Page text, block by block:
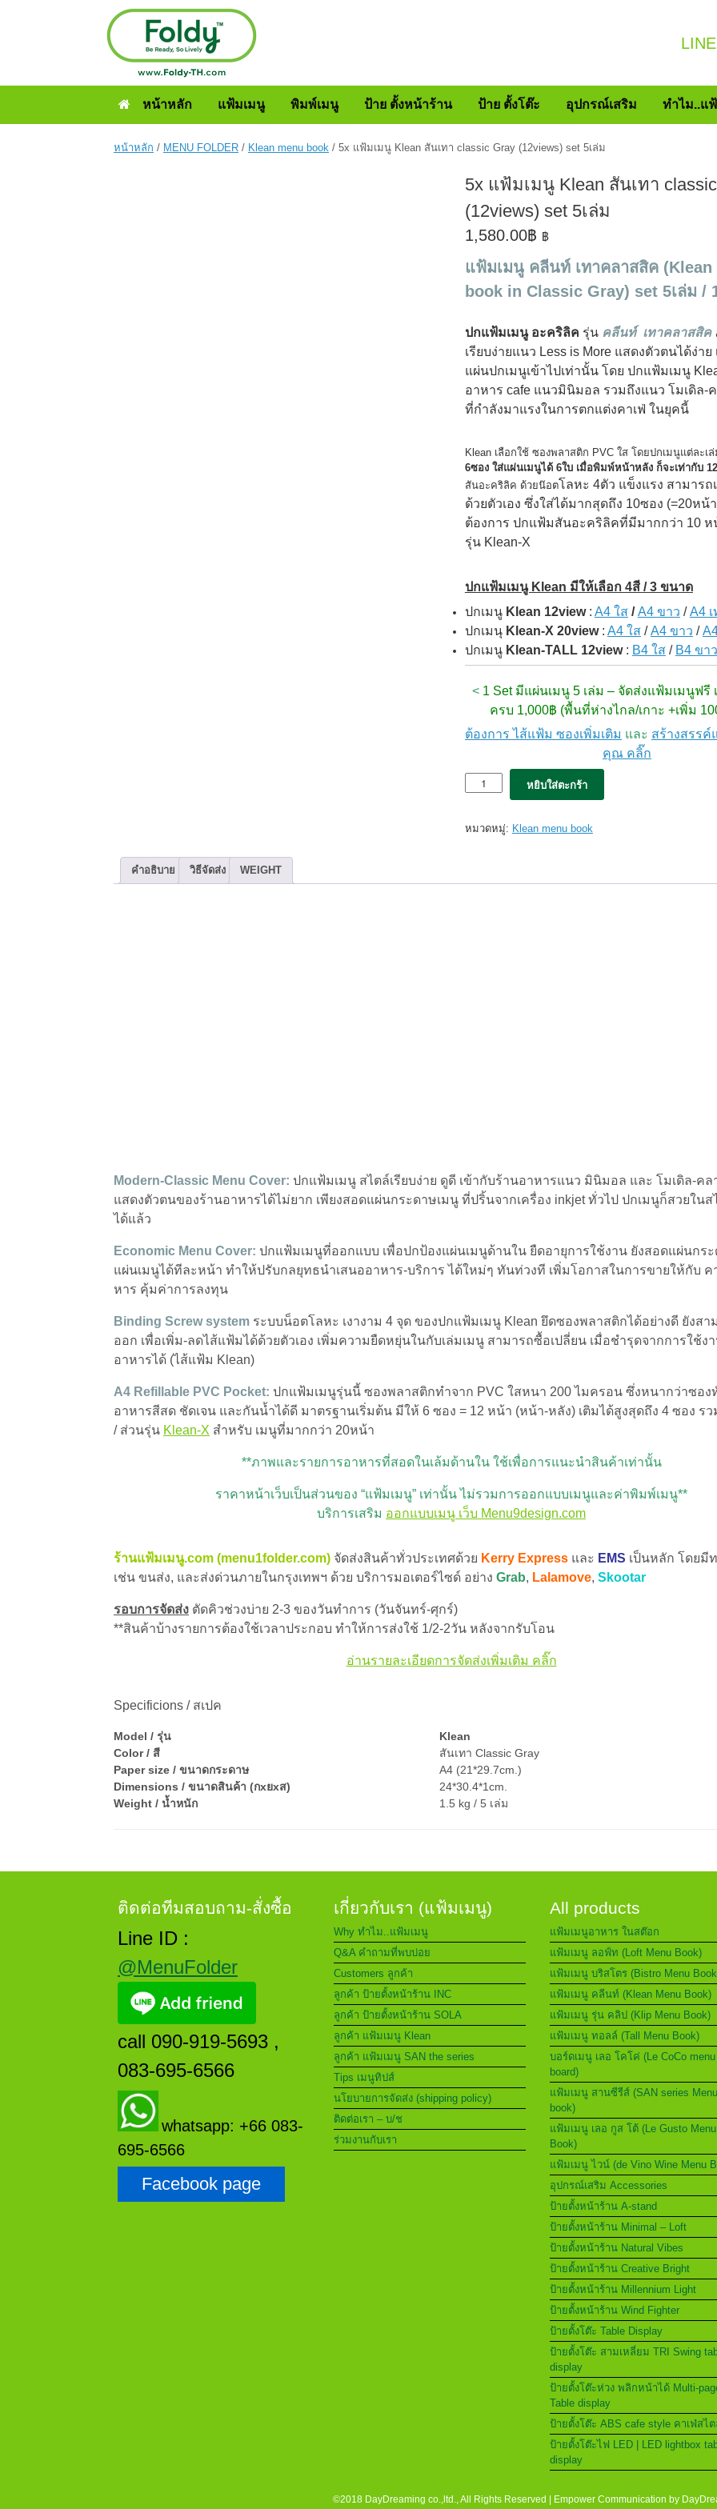
หน้าหลัก แฟ้มเมนู พิมพ์เมนู ป้าย ตั้งหน้าร้าน ป้าย ตั้งโต๊ะ อุปกรณ์เสริม ทำไม..แ
หน้าหลัก / MENU FOLDER / Klean menu book / 5x แฟ้มเมนู Klean สันเทา classic Gray (12views) set 5เล่ม
5x แฟ้มเมนู Klean สันเทา
(12views) set 5เล่ม
1,580.00฿ ฿
แฟ้มเมนู คลีนท์ เทาคลาสสิค (Klean
book in Classic Gray) set 5เล่ม /
ปกแฟ้มเมนู อะคริลิค รุ่น คลีนท์ เทาคลาสสิค
เรียบง่ายแนว Less is More แสดงตัวตนได้ง่าย
แผ่นปกเมนูเข้าไปเท่านั้น โดย ปกแฟ้มเมนู
อาหาร cafe แนวมินิมอล รวมถึงแนว โมเดิล-
ที่กำลังมาแรงในการตกแต่งคาเฟ่ ในยุคนี้
Klean เลือกใช้ ซองพลาสติก PVC ใส โดยปกเมนูแต่ละเ
6ซอง ใส่แผ่นเมนูได้ 6ใบ เมื่อพิมพ์หน้าหลัง ก็จะเท่ากับ
สันอะคริลิค ด้วยน๊อตโลหะ 4ตัว แข็งแรง สามารถ
ด้วยตัวเอง ซึ่งใส่ได้มากสุดถึง 10ซอง (=20หน้
ต้องการ ปกแฟ้มสันอะคริลิคที่มีมากกว่า 10 ห
รุ่น Klean-X
ปกแฟ้มเมนู Klean มีให้เลือก 4สี / 3 ขนาด
ปกเมนูKlean 12view: A4 ใส/A4 ขาว /A4 เ
ปกเมนุKlean-X 20view: A4 ใส/A4 ขาว /
ปกเมนูKlean-TALL 12view: B4 ใส/ B4 ขาว
< 1 Set มีแผ่นเมนู 5 เล่ม – จัดส่งแฟ้มเมนูฟรี
ครบ 1,000฿ (พื้นที่ห่างไกล/เกาะ +เพิ่ม
ต้องการ ไส้แฟ้ม ซองเพิ่มเติม และ สร้างสรรค์
คุณ คลิ๊ก
จำนวน
5x
classic
หยิบใส่ตะกร้า
หมวดหมู่: Klean menu book
คำอธิบาย วิธีจัดส่ง WEIGHT
Modern-Classic Menu Cover: ปกแฟ้มเมนู สไตล์เรียบง่าย ดูดี เข้ากับร้านอาหารแนว มินิมอล และ โมเดิล-คล
แสดงตัวตนของร้านอาหารได้ไม่ยาก เพียงสอดแผ่นกระดาษเมนู ที่ปริ้นจากเครื่อง inkjet ทั่วไป ปกเมนูก็สวยใน
ได้แล้ว
Economic Menu Cover: ปกแฟ้มเมนูที่ออกแบบ เพื่อปกป้องแผ่นเมนูด้านใน ยืดอายุการใช้งาน ยังสอดแผ่นกระ
แผ่นเมนูได้ทีละหน้า ทำให้ปรับกลยุทธนำเสนออาหาร-บริการ ได้ใหม่ๆ ทันท่วงที เพิ่มโอกาสในการขายให้กับ ค
หาร คุ้มค่าการลงทุน
Binding Screw system ระบบน็อตโลหะ เงางาม 4 จุด ของปกแฟ้มเมนู Klean ยึดซองพลาสติกได้อย่างดี ยังสา
ออก เพื่อเพิ่ม-ลดไส้แฟ้มได้ด้วยตัวเอง เพิ่มความยืดหยุ่นในกับเล่มเมนู สามารถซื้อเปลี่ยน เมื่อชำรุดจากการใช้ง
อาหารได้ (ไส้แฟ้ม Klean)
A4 Refillable PVC Pocket: ปกแฟ้มเมนูรุ่นนี้ ซองพลาสติกทำจาก PVC ใสหนา 200 ไมครอน ซึ่งหนากว่าซอง
อาหารสีสด ชัดเจน และกันน้ำได้ดี มาตรฐานเริ่มต้น มีให้ 6 ซอง = 12 หน้า (หน้า-หลัง) เติมได้สูงสุดถึง 4 ซอง รว
/ ส่วนรุ่น Klean-X สำหรับ เมนูที่มากกว่า 20หน้า
**ภาพและรายการอาหารที่สอดในเล้มด้านใน ใช้เพื่อการแนะนำสินค้าเท่านั้น
ราคาหน้าเว็บเป็นส่วนของ “แฟ้มเมนู” เท่านั้น ไม่รวมการออกแบบเมนูและค่าพิมพ์เมนู**
บริการเสริม ออกแบบเมนู เว็บ Menu9design.com
ร้านแฟ้มเมนู.com (menu1folder.com) จัดส่งสินค้าทั่วประเทศด้วย Kerry Express และ EMS เป็นหลัก โดยมี
เช่น ขนส่ง, และส่งด่วนภายในกรุงเทพฯ ด้วย บริการมอเตอร์ไซด์ อย่าง Grab, Lalamove, Skootar
รอบการจัดส่ง ตัดคิวช่วงบ่าย 2-3 ของวันทำการ (วันจันทร์-ศุกร์)
**สินค้าบ้างรายการต้องใช้เวลาประกอบ ทำให้การส่งใช้ 1/2-2วัน หลังจากรับโอน
อ่านรายละเอียดการจัดส่งเพิ่มเติม คลิ๊ก
Specificions / สเปค
Model / รุ่น
Klean
Color / สี
สันเทา Classic Gray
Paper size / ขนาดกระดาษ
A4 (21*29.7cm.)
Dimensions / ขนาดสินค้า (กxยxส)
24*30.4*1cm.
Weight / น้ำหนัก
1.5 kg / 5 เล่ม
ติดต่อทีมสอบถาม-สั่งซื้อ
Line ID :
@MenuFolder
call 090-919-5693 ,
083-695-6566
whatsapp: +66 083-
695-6566
Facebook page
เกี่ยวกับเรา (แฟ้มเมนู)
Why ทำไม..แฟ้มเมนู
Q&A คำถามที่พบบ่อย
Customers ลูกค้า
ลูกค้า ป้ายตั้งหน้าร้าน INC
ลูกค้า ป้ายตั้งหน้าร้าน SOLA
ลูกค้า แฟ้มเมนู Klean
ลูกค้า แฟ้มเมนู SAN the series
Tips เมนูทิปส์
นโยบายการจัดส่ง (shipping policy)
ติดต่อเรา – บ/ช
ร่วมงานกับเรา
All products
แฟ้มเมนูอาหาร ในสต๊อก
แฟ้มเมนู ลอฟ์ท (Loft Menu Book)
แฟ้มเมนู บริสโตร (Bistro Menu
แฟ้มเมนู คลีนท์ (Klean Menu Book)
แฟ้มเมนู รุ่น คลิป (Klip Menu Book)
แฟ้มเมนู ทอลล์ (Tall Menu Book)
บอร์ดเมนู เลอ โคโค่ (Le CoCo menu
board)
แฟ้มเมนู สานซีรีส์ (SAN series Menu
book)
แฟ้มเมนู เลอ กูส โต้ (Le Gusto Menu
Book)
แฟ้มเมนู ไวน์ (de Vino Wine Menu
อุปกรณ์เสริม Accessories
ป้ายตั้งหน้าร้าน A-stand
ป้ายตั้งหน้าร้าน Minimal – Loft
ป้ายตั้งหน้าร้าน Natural Vibes
ป้ายตั้งหน้าร้าน Creative Bright
ป้ายตั้งหน้าร้าน Millennium Light
ป้ายตั้งหน้าร้าน Wind Fighter
ป้ายตั้งโต๊ะ Table Display
ป้ายตั้งโต๊ะ สามเหลี่ยม TRI Swing
display
ป้ายตั้งโต๊ะห่วง พลิกหน้าได้ Multi-
Table display
ป้ายตั้งโต๊ะ ABS cafe style คาเฟ่สไต
ป้ายตั้งโต๊ะไฟ LED | LED lightbox
display
©2018 DayDreaming co.,ltd., All Rights Reserved | Empower Communication by